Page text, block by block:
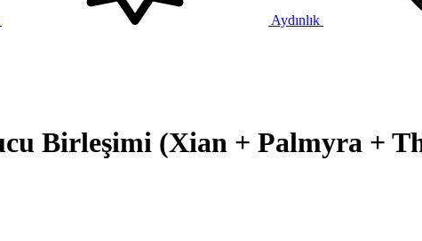
Aydınlık
Birleşimi (Xian + Palmyra +